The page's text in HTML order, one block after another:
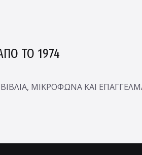
ΤΟ 1974
ΜΙΚΡΟΦΩΝΑ ΚΑΙ